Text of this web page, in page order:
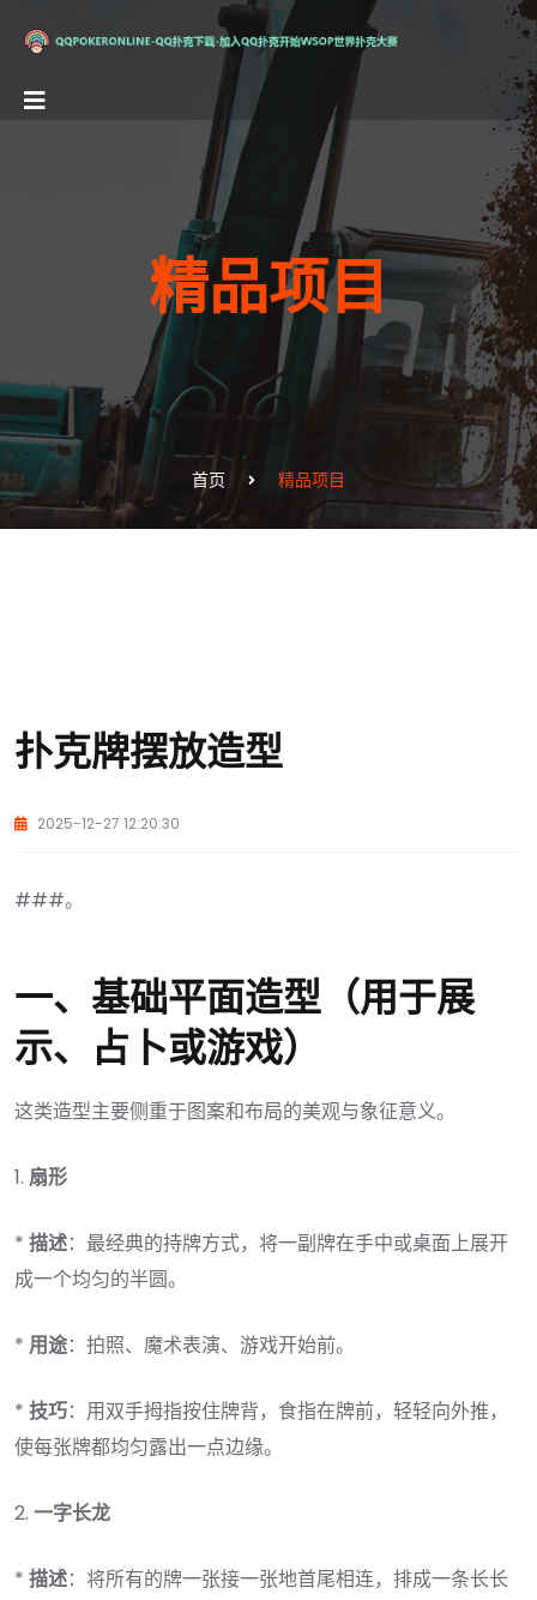
精品项目
首页 精品项目
扑克牌摆放造型
2025-12-27 12:20:30
###。
一、基础平面造型（用于展
示、占卜或游戏）
这类造型主要侧重于图案和布局的美观与象征意义。
1. 扇形
* 描述：最经典的持牌方式，将一副牌在手中或桌面上展开
成一个均匀的半圆。
* 用途：拍照、魔术表演、游戏开始前。
* 技巧：用双手拇指按住牌背，食指在牌前，轻轻向外推，
使每张牌都均匀露出一点边缘。
2. 一字长龙
* 描述：将所有的牌一张接一张地首尾相连，排成一条长长